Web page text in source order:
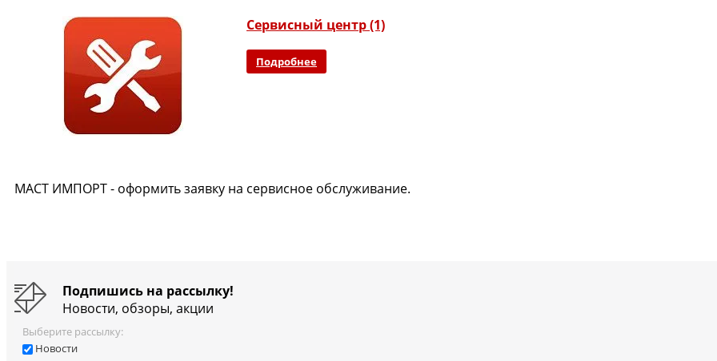
Сервисный центр (1)
Подробнее
МАСТ ИМПОРТ - оформить заявку на сервисное обслуживание.
Подпишись на рассылку!
Новости, обзоры, акции
Выберите рассылку:
Новости